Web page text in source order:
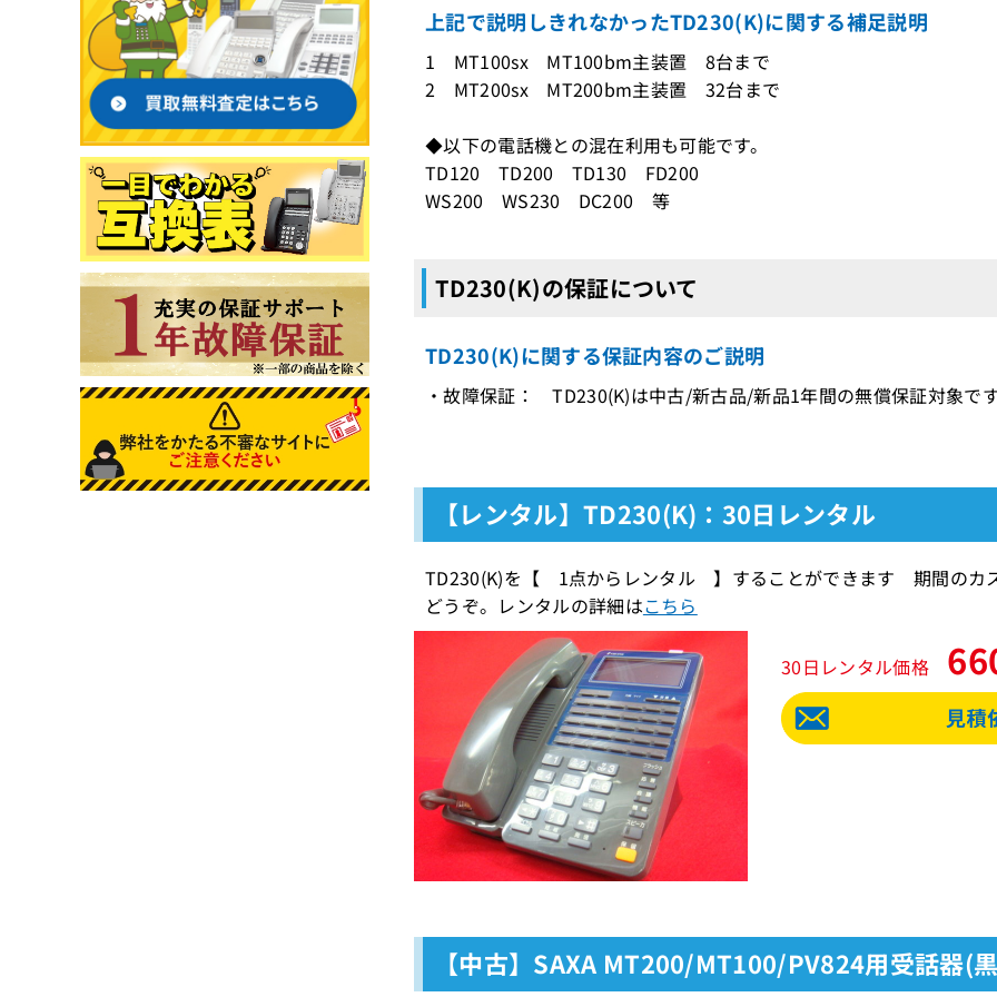
上記で説明しきれなかったTD230(K)に関する補足説明
1 MT100sx MT100bm主装置 8台まで
2 MT200sx MT200bm主装置 32台まで
◆以下の電話機との混在利用も可能です。
TD120 TD200 TD130 FD200
WS200 WS230 DC200 等
TD230(K)の保証について
TD230(K)に関する保証内容のご説明
・故障保証： TD230(K)は中古/新古品/新品1年間の無償保証対象で
【レンタル】TD230(K)：30日レンタル
TD230(K)を【 1点からレンタル 】することができます 期間のカ
どうぞ。レンタルの詳細はこちら
30日レンタル価格
【中古】SAXA MT200/MT100/PV824用受話器(